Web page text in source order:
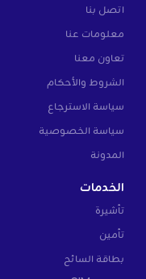
اتصل بنا
معلومات عنا
تعاون معنا
الشروط والأحكام
سياسة الاسترجاع
سياسة الخصوصية
المدونة
الخدمات
تأشيرة
تأمين
بطاقة السائح